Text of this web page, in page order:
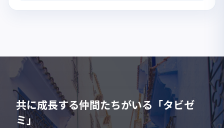
共に成長する仲間たちがいる「タビゼ
ミ」